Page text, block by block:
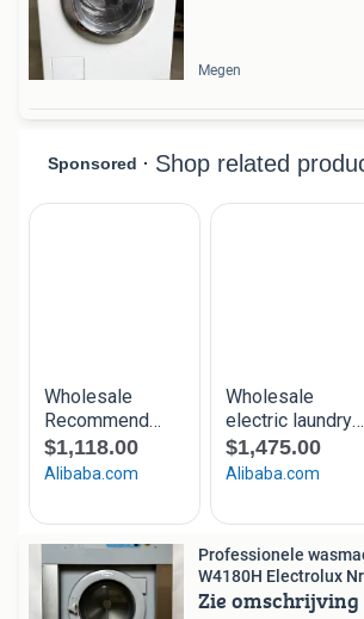
Megen
Professionele
W4180H Electrolux
Zie omschrijving